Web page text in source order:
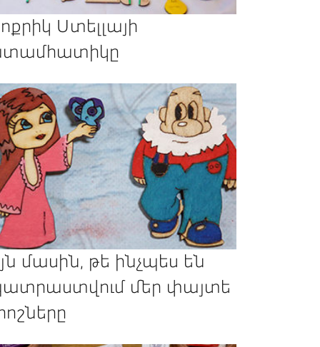
Ստելլայի
մասին, թե ինչպես են
մեր փայտե